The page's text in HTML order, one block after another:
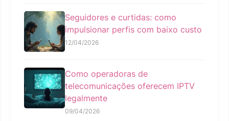
Seguidores e curtidas: como
impulsionar perfis com baixo custo
12/04/2026
Como operadoras de
telecomunicações oferecem IPTV
legalmente
09/04/2026